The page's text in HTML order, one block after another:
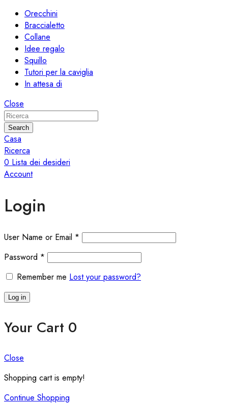
Orecchini
Braccialetto
Collane
Idee regalo
Squillo
Tutori per la caviglia
In attesa di
Close
Search
Casa
Ricerca
0 Lista dei desideri
Account
Login
User Name or Email *
Password *
Remember me Lost your password?
Log in
Your Cart 0
Close
Shopping cart is empty!
Continue Shopping